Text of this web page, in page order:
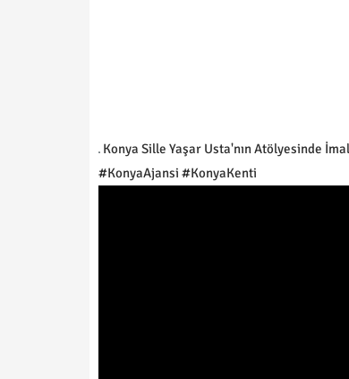
Konya Sille Yaşar Usta'nın Atölyesinde
#KonyaAjansi #KonyaKenti